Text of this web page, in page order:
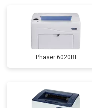
Phaser 6020BI